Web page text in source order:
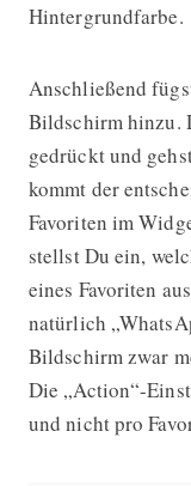
Hintergrundfarbe.
Anschließend
Bildschirm hinzu.
gedrückt und
kommt der
Favoriten im
stellst Du ein,
eines Favoriten
natürlich
Bildschirm zwar
Die „Action“-
und nicht pro